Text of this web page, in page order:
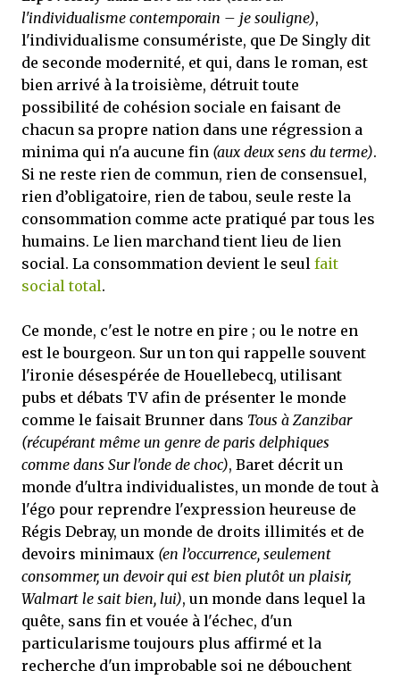
l'individualisme contemporain – je souligne),
l'individualisme consumériste, que De Singly dit
de seconde modernité, et qui, dans le roman, est
bien arrivé à la troisième, détruit toute
possibilité de cohésion sociale en faisant de
chacun sa propre nation dans une régression a
minima qui n'a aucune fin (aux deux sens du terme).
Si ne reste rien de commun, rien de consensuel,
rien d’obligatoire, rien de tabou, seule reste la
consommation comme acte pratiqué par tous les
humains. Le lien marchand tient lieu de lien
social. La consommation devient le seul fait
social total.
Ce monde, c'est le notre en pire ; ou le notre en
est le bourgeon. Sur un ton qui rappelle souvent
l'ironie désespérée de Houellebecq, utilisant
pubs et débats TV afin de présenter le monde
comme le faisait Brunner dans Tous à Zanzibar
(récupérant même un genre de paris delphiques
comme dans Sur l'onde de choc), Baret décrit un
monde d'ultra individualistes, un monde de tout à
l'égo pour reprendre l'expression heureuse de
Régis Debray, un monde de droits illimités et de
devoirs minimaux (en l’occurrence, seulement
consommer, un devoir qui est bien plutôt un plaisir,
Walmart le sait bien, lui), un monde dans lequel la
quête, sans fin et vouée à l'échec, d'un
particularisme toujours plus affirmé et la
recherche d'un improbable soi ne débouchent